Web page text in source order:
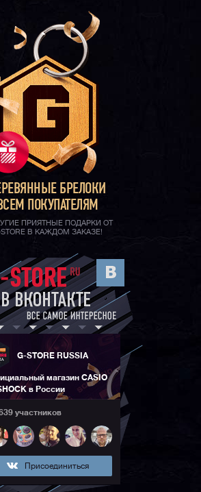
БРЕЛОКИ
ПОКУПАТЕЛЯМ
ПРИЯТНЫЕ ПОДАРКИ ОТ
STORE В КАЖДОМ ЗАКАЗЕ!
G-STORE RUSSIA
магазин CASIO
в России
участников
Присоединиться